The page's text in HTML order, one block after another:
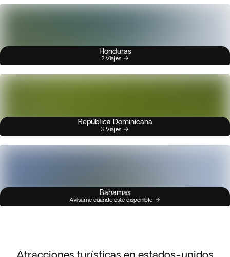
Honduras
2 Viajes
República Dominicana
3 Viajes
Bahamas
Avísame cuando esté disponible